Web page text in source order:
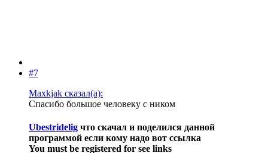
#7
Maxkjak сказал(а):
Спасибо большое человеку с ником
Ubestridelig что скачал и поделился данной
программой если кому надо вот ссылка
You must be registered for see links